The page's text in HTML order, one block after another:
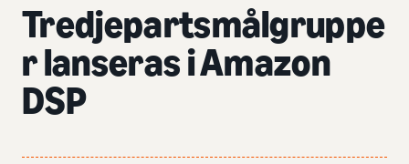
Tredjepartsmålgruppe
r lanseras i Amazon
DSP